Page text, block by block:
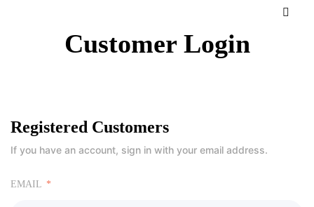
Customer Login
Registered Customers
If you have an account, sign in with your email address.
EMAIL